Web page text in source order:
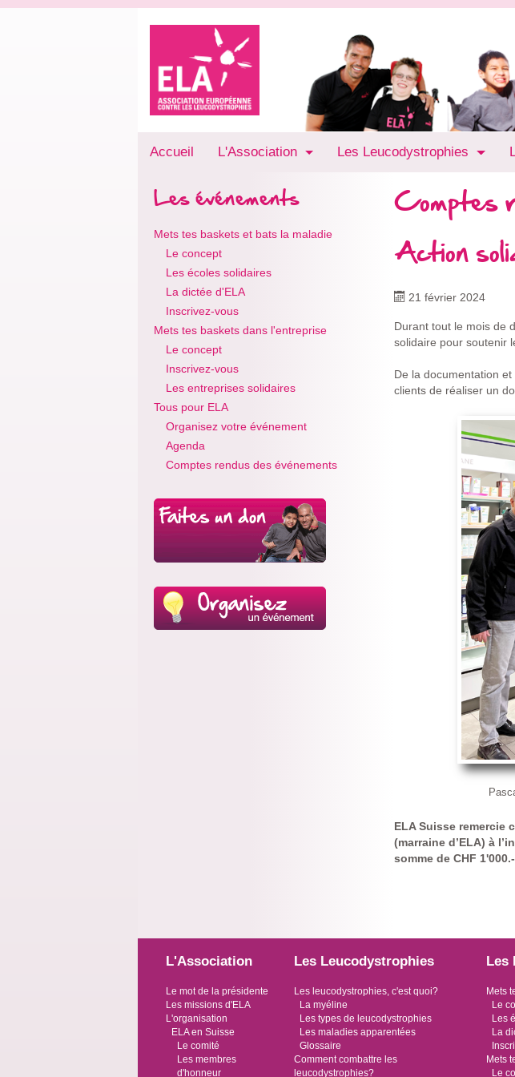
Accueil L'Association Les Leucodystrophies
Les événements
Mets tes baskets et bats la maladie
Le concept
Les écoles solidaires
La dictée d'ELA
Inscrivez-vous
Mets tes baskets dans l'entreprise
Le concept
Inscrivez-vous
Les entreprises solidaires
Tous pour ELA
Organisez votre événement
Agenda
Comptes rendus des événements
Comptes
Action
21 février 2024
Durant tout le mois de
solidaire pour soutenir
De la documentation
clients de réaliser un
ELA Suisse remercie
(marraine d’ELA) à
somme de CHF
L'Association
Le mot de la présidente
Les missions d'ELA
L'organisation
ELA en Suisse
Le comité
Les membres
d'honneur
Les Leucodystrophies
Les leucodystrophies, c'est quoi?
La myéline
Les types de leucodystrophies
Les maladies apparentées
Glossaire
Comment combattre les
leucodystrophies?
Les
Mets
Le
Les
La
Mets
Le